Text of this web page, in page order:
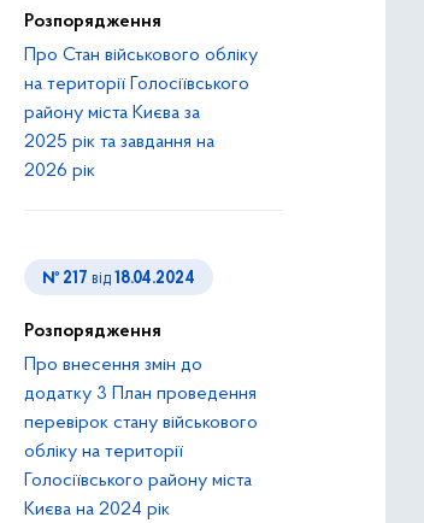
Розпорядження
Про Стан військового обліку
на території Голосіївського
району міста Києва за
2025 рік та завдання на
2026 рік
№ 217 від 18.04.2024
Розпорядження
Про внесення змін до
додатку 3 План проведення
перевірок стану військового
обліку на території
Голосіївського району міста
Києва на 2024 рік